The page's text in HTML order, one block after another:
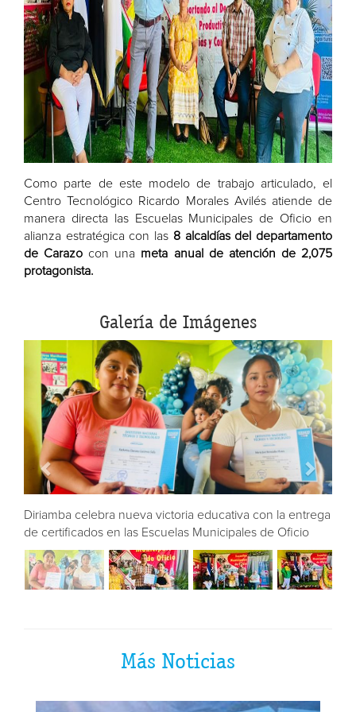
Como parte de este modelo de trabajo articulado, el
Centro Tecnológico Ricardo Morales Avilés atiende de
manera directa las Escuelas Municipales de Oficio en
alianza estratégica con las 8 alcaldías del departamento
de Carazo con una meta anual de atención de 2,075
protagonista.
Galería de Imágenes
Diriamba celebra nueva victoria educativa con la entrega
de certificados en las Escuelas Municipales de Oficio
Más Noticias